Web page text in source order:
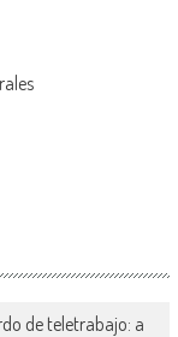
de teletrabajo: a